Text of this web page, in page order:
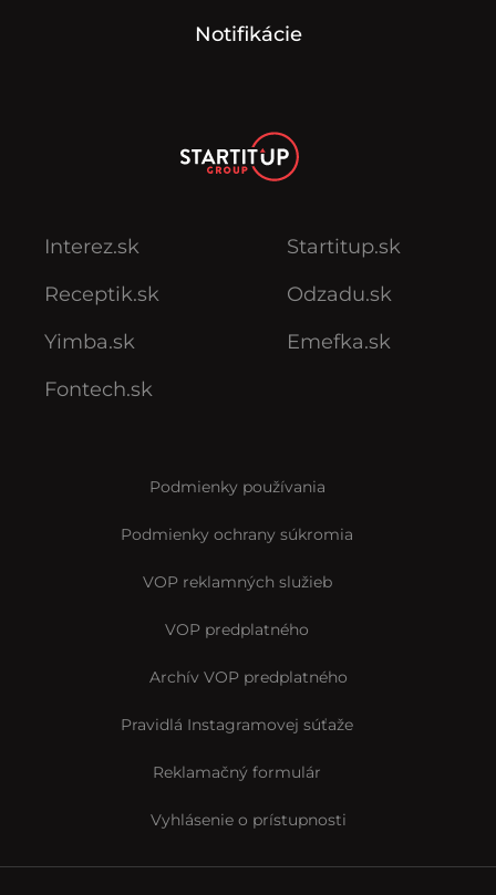
Notifikácie
Interez.sk
Receptik.sk
Yimba.sk
Fontech.sk
Startitup.sk
Odzadu.sk
Emefka.sk
Podmienky používania
Podmienky ochrany súkromia
VOP reklamných služieb
VOP predplatného
Archív VOP predplatného
Pravidlá Instagramovej súťaže
Reklamačný formulár
Vyhlásenie o prístupnosti